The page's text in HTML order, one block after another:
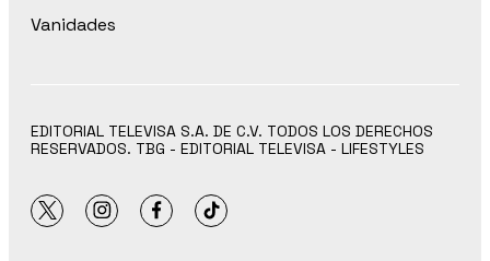
Vanidades
EDITORIAL TELEVISA S.A. DE C.V. TODOS LOS DERECHOS
RESERVADOS. TBG - EDITORIAL TELEVISA - LIFESTYLES
twitterinstagram
facebooktiktok